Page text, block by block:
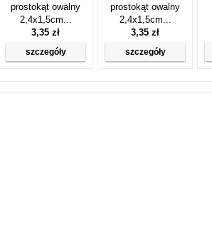
prostokąt owalny
2,4x1,5cm...
3,35 zł
szczegóły
prostokąt owalny
2,4x1,5cm...
3,35 zł
szczegóły